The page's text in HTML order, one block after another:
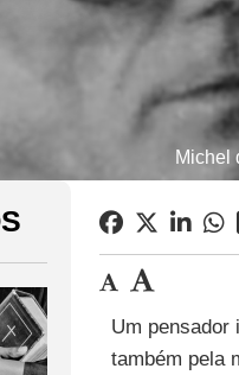
Michel
Um pensador
também pela